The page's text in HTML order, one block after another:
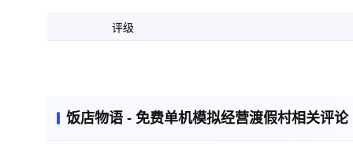
评级
饭店物语 - 免费单机模拟经营渡假村相关评论